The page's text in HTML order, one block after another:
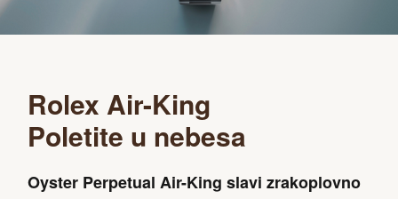
Rolex Air-King
Poletite u nebesa
Oyster Perpetual Air-King slavi zrakoplovno